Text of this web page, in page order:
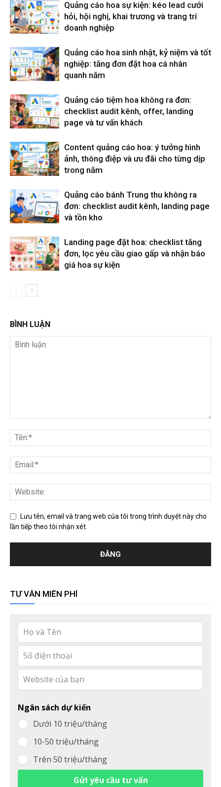
Quảng cáo hoa sự kiện: kéo lead cưới
hỏi, hội nghị, khai trương và trang trí
doanh nghiệp
Quảng cáo hoa sinh nhật, kỷ niệm và tốt
nghiệp: tăng đơn đặt hoa cá nhân
quanh năm
Quảng cáo tiệm hoa không ra đơn:
checklist audit kênh, offer, landing
page và tư vấn khách
Content quảng cáo hoa: ý tưởng hình
ảnh, thông điệp và ưu đãi cho từng dịp
trong năm
Quảng cáo bánh Trung thu không ra
đơn: checklist audit kênh, landing page
và tồn kho
Landing page đặt hoa: checklist tăng
đơn, lọc yêu cầu giao gấp và nhận báo
giá hoa sự kiện
BÌNH LUẬN
Lưu tên, email và trang web của tôi trong trình duyệt này cho
lần tiếp theo tôi nhận xét.
TƯ VẤN MIỄN PHÍ
Leave
this
field
blank
Ngân sách dự kiến
Dưới 10 triệu/tháng
10-50 triệu/tháng
Trên 50 triệu/tháng
Gửi yêu cầu tư vấn